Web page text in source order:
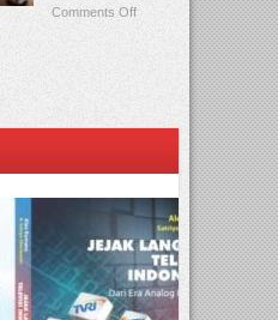
Comments Off